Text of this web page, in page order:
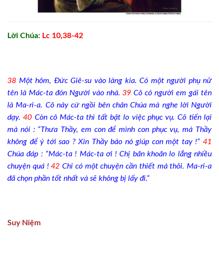
Lời Chúa: Lc 10,38-42
38 Một hôm, Đức Giê-su vào làng kia. Có một người phụ nữ
tên là Mác-ta đón Người vào nhà.39 Cô có người em gái tên
là Ma-ri-a. Cô này cứ ngồi bên chân Chúa mà nghe lời Người
dạy.40 Còn cô Mác-ta thì tất bật lo việc phục vụ. Cô tiến lại
mà nói : “Thưa Thầy, em con để mình con phục vụ, mà Thầy
không để ý tới sao ? Xin Thầy bảo nó giúp con một tay !” 41
Chúa đáp : “Mác-ta ! Mác-ta ơi ! Chị băn khoăn lo lắng nhiều
chuyện quá !42 Chỉ có một chuyện cần thiết mà thôi. Ma-ri-a
đã chọn phần tốt nhất và sẽ không bị lấy đi.”
Suy Niệm